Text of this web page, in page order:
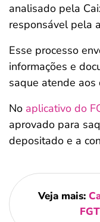
analisado pela
responsável pela
Esse processo
informações e
saque atende
No aplicativo do
aprovado para
depositado e a
Veja mais: